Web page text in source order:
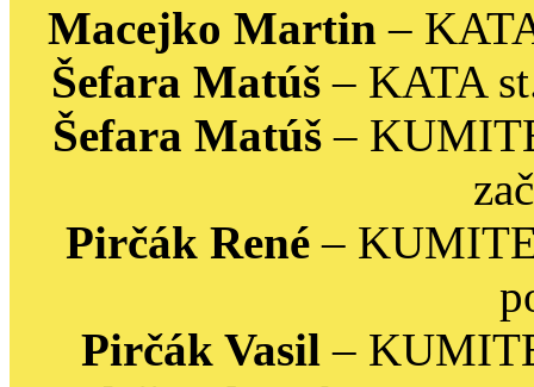
Macejko Martin –
Šefara Matúš– KATA
Šefara Matúš –
Pirčák René– KUMITE
Pirčák Vasil –